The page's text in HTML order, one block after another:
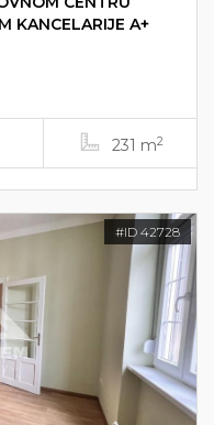
KANCELARIJE A+
231 m2
#ID 42728